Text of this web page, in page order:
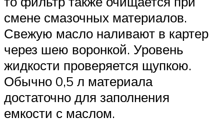
смене смазочных материалов.
Свежую масло наливают в картер
через шею воронкой. Уровень
жидкости проверяется щупкою.
Обычно 0,5 л материала
достаточно для заполнения
емкости с маслом.